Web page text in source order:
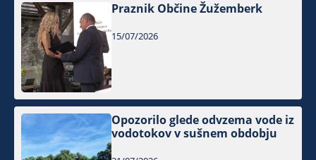
Praznik Občine Žužemberk
15/07/2026
Opozorilo glede odvzema vode iz
vodotokov v sušnem obdobju